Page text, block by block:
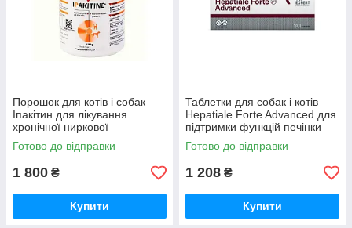
Порошок для котів і собак
Іпакітин для лікування
хронічної ниркової
недостатності 180 г
Vetoquinol
Готово до відправки
1 800 ₴
Купити
Таблетки для собак і котів
Hepatiale Forte Advanced для
підтримки функцій печінки
№30 VetExpert
Готово до відправки
1 208 ₴
Купити